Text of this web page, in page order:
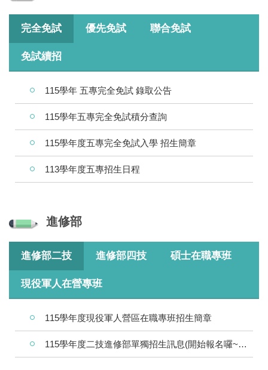
完全免試 優先免試 聯合免試
免試續招
115學年 五專完全免試 錄取公告
115學年五專完全免試積分查詢
115學年度五專完全免試入學 招生簡章
113學年度五專招生日程
進修部
進修部二技 進修部四技 碩士在職專班
現役軍人在營專班
115學年度現役軍人營區在職專班招生簡章
115學年度二技進修部單獨招生訊息(開始報名囉~8/9)